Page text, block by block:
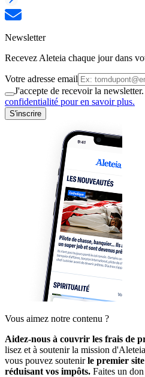
Newsletter
Recevez Aleteia chaque jour dans
Votre adresse email
J'accepte de recevoir la
confidentialité pour en savoir plus.
S'inscrire
Vous aimez notre contenu ?
Aidez-nous à couvrir les frais de
lisez et à soutenir la mission
vous pouvez soutenirle premier
réduisant vos impôts. Faites un